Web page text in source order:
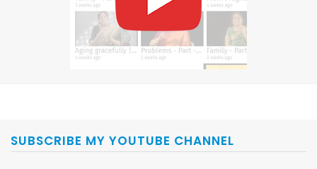
SUBSCRIBE MY YOUTUBE CHANNEL